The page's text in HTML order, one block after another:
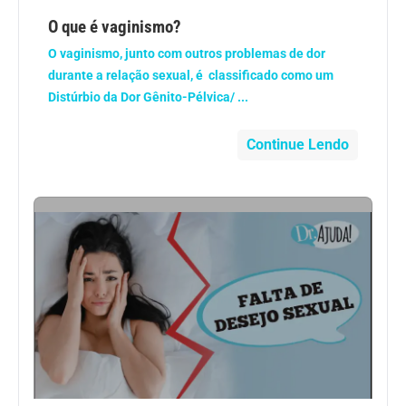
Geral
Gravidez
Nutrição
Ortopedia
Picada de Cobra
Problemas Cardíacos
O que é vaginismo?
O vaginismo, junto com outros problemas de dor
durante a relação sexual, é classificado como um
Distúrbio da Dor Gênito-Pélvica/ ...
Continue Lendo